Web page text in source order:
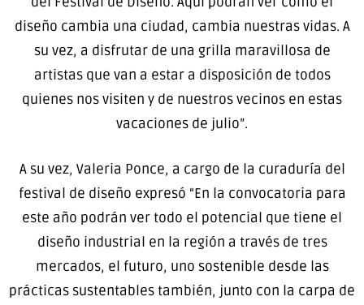
diseño cambia una ciudad, cambia nuestras vidas. A
su vez, a disfrutar de una grilla maravillosa de
artistas que van a estar a disposición de todos
quienes nos visiten y de nuestros vecinos en estas
vacaciones de julio”.
A su vez, Valeria Ponce, a cargo de la curaduría del
festival de diseño expresó “En la convocatoria para
este año podrán ver todo el potencial que tiene el
diseño industrial en la región a través de tres
mercados, el futuro, uno sostenible desde las
prácticas sustentables también, junto con la carpa de